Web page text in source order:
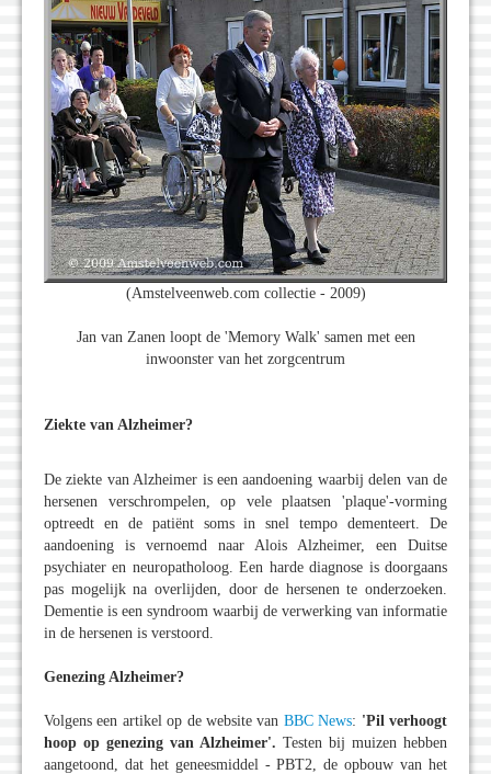
(Amstelveenweb.com collectie - 2009)
Jan van Zanen loopt de 'Memory Walk' samen met een
inwoonster van het zorgcentrum
Ziekte van Alzheimer?
De ziekte van Alzheimer is een aandoening waarbij delen van de
hersenen verschrompelen, op vele plaatsen 'plaque'-vorming
optreedt en de patiënt soms in snel tempo dementeert. De
aandoening is vernoemd naar Alois Alzheimer, een Duitse
psychiater en neuropatholoog. Een harde diagnose is doorgaans
pas mogelijk na overlijden, door de hersenen te onderzoeken.
Dementie is een syndroom waarbij de verwerking van informatie
in de hersenen is verstoord.
Genezing Alzheimer?
Volgens een artikel op de website van BBC News: 'Pil verhoogt
hoop op genezing van Alzheimer'. Testen bij muizen hebben
aangetoond, dat het geneesmiddel - PBT2, de opbouw van het